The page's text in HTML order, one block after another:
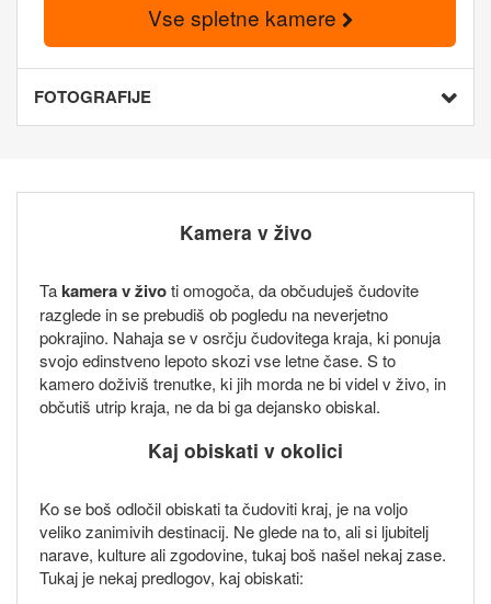
Vse spletne kamere
FOTOGRAFIJE
Kamera v živo
Takamera v životi omogoča, da občuduješ čudovite
razglede in se prebudiš ob pogledu na neverjetno
pokrajino. Nahaja se v osrčju čudovitega kraja, ki ponuja
svojo edinstveno lepoto skozi vse letne čase. S to
kamero doživiš trenutke, ki jih morda ne bi videl v živo, in
občutiš utrip kraja, ne da bi ga dejansko obiskal.
Kaj obiskati v okolici
Ko se boš odločil obiskati ta čudoviti kraj, je na voljo
veliko zanimivih destinacij. Ne glede na to, ali si ljubitelj
narave, kulture ali zgodovine, tukaj boš našel nekaj zase.
Tukaj je nekaj predlogov, kaj obiskati: